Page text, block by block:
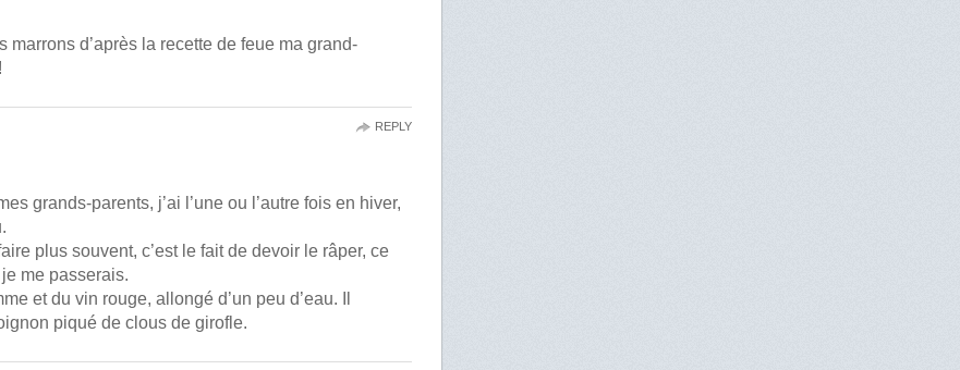
marrons d’après la recette de feue ma grand-
grands-parents, j’ai l’une ou l’autre fois en hiver,
plus souvent, c’est le fait de devoir le râper, ce
me passerais.
et du vin rouge, allongé d’un peu d’eau. Il
piqué de clous de girofle.
REPLY